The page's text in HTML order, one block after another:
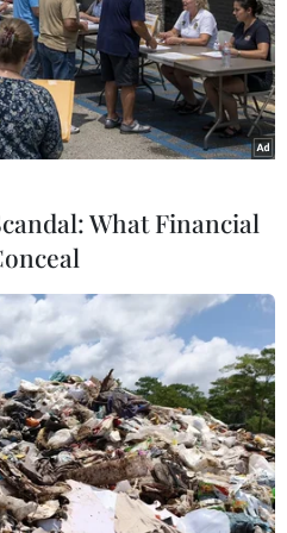
hàng... để thông báo vụ
phối hợp hỗ trợ.
Thương vụ Đại sứ quán
được công văn của
về vụ việc này.
đề nghị Hiệp hội và
để Trung tâm Trọng tài
tế Thành phố Hồ Chí
cấp yêu cầu các hãng
hàng đã đến cảng Italy
hiện tại việc này
khiến khối lượng công
sứ quán Việt Nam tại
trong đó, có việc gặp
What Financial